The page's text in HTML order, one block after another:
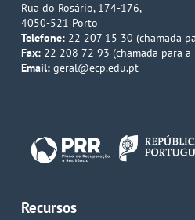
Rua do Rosário, 174-176,
4050-521 Porto
Telefone:22 207 15 30 (chamada
Fax:22 208 72 93 (chamada para a
Email: geral@ecp.edu.pt
Recursos